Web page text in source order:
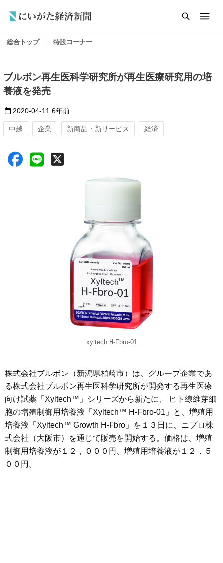
総合トップ 特設コーナー
ブルボン再⽣医科学研究所が再⽣医療研究⽤の培
養液を発売
2020-04-11 6年前
中越 企業 新商品・新サービス 経済
xyltech H-Fbro-01
株式会社ブルボン（新潟県柏崎市）は、グループ企業であ
る株式会社ブルボン再生医科学研究所が開発する再生医療
向け試薬「Xyltech™」シリーズから新たに、 ヒト線維芽細
胞の増殖制御用培養液「Xyltech™ H-Fbro-01」と、増殖用
培養液「Xyltech™ Growth H-Fbro」を１３日に、ニプロ株
式会社（大阪市）を通じて販売を開始する。価格は、増殖
制御用培養液が１２，０００円、増殖用培養液が１２，５
００円。